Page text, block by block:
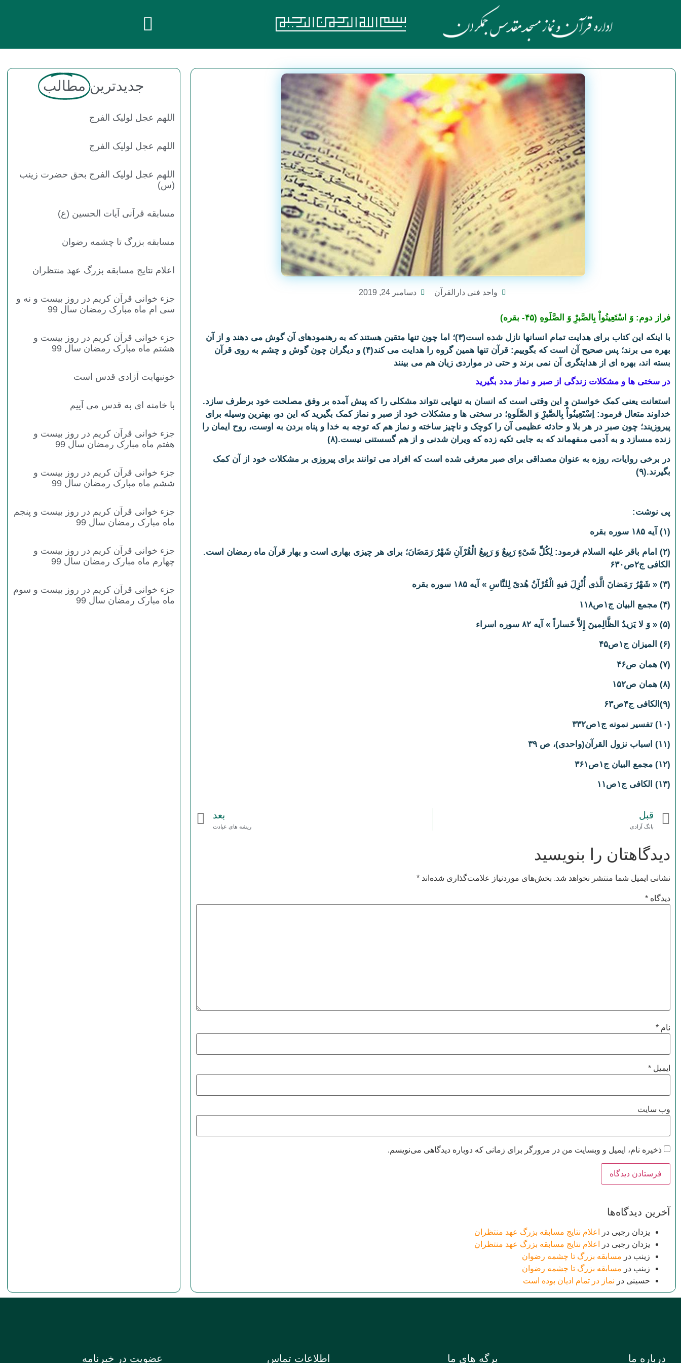
واحد فنی دارالقرآن دسامبر 24, 2019
فراز دوم: وَ اسْتَعِینُواْ بِالصَّبرِْ وَ الصَّلَوهِ (۴۵- بقره)
با اینکه این کتاب برای هدایت تمام انسانها نازل شده است(۳)؛ اما چون تنها متقین هستند که به رهنمودهای آن گوش می دهند و از آن
بهره می برند؛ پس صحیح آن است که بگوییم: قرآن تنها همین گروه را هدایت می کند(۴) و دیگران چون گوش و چشم به روی قرآن
بسته اند، بهره ای از هدایتگری آن نمی برند و حتی در مواردی زیان هم می بینند
در سختی ها و مشکلات زندگی از صبر و نماز مدد بگیرید
استعانت یعنى کمک خواستن و این وقتى است که انسان به تنهایى نتواند مشکلی را که پیش آمده بر وفق مصلحت خود برطرف سازد.
خداوند متعال فرمود: اِسْتَعِینُواْ بِالصَّبرِْ وَ الصَّلَوهِ؛ در سختی ها و مشکلات خود از صبر و نماز کمک بگیرید که این دو، بهترین وسیله براى
پیروزیند؛ چون صبر در هر بلا و حادثه عظیمى آن را کوچک و ناچیز ساخته و نماز هم که توجه به خدا و پناه بردن به اوست، روح ایمان را
زنده مى‏سازد و به آدمى مى‏فهماند که به جایى تکیه زده که ویران شدنی و از هم گسستنى نیست.(۸)
در برخی روایات، روزه به عنوان مصداقی برای صبر معرفی شده است که افراد می توانند برای پیروزی بر مشکلات خود از آن کمک
بگیرند.(۹)
پی نوشت:
(۱) آیه ۱۸۵ سوره بقره
(۲) امام باقر علیه السلام فرمود: لِکُلِّ شَیْ‏ءٍ رَبِیعٌ وَ رَبِیعُ الْقُرْآنِ شَهْرُ رَمَضَانَ؛ برای هر چیزی بهاری است و بهار قرآن ماه رمضان است.
الکافی ج۲ص۶۳۰
(۳) « شَهْرُ رَمَضانَ الَّذی أُنْزِلَ فیهِ الْقُرْآنُ هُدىً لِلنَّاسِ » آیه ۱۸۵ سوره بقره
(۴) مجمع البیان ج۱ص۱۱۸
(۵) « وَ لا یَزیدُ الظَّالِمینَ إِلاَّ خَساراً » آیه ۸۲ سوره اسراء
(۶) المیزان ج۱ص۴۵
(۷) همان ص۴۶
(۸) همان ص۱۵۲
(۹)الکافی ج۴ص۶۳
(۱۰) تفسیر نمونه ج۱ص۳۳۲
(۱۱) اسباب نزول القرآن(واحدى)، ص ۳۹
(۱۲) مجمع البیان ج‏۱ص۳۶۱
(۱۳) الکافی ج۱ص۱۱
قبل
بانگ آزادی
بعد
ریشه های عبادت
دیدگاهتان را بنویسید
نشانی ایمیل شما منتشر نخواهد شد. بخش‌های موردنیاز علامت‌گذاری شده‌اند *
دیدگاه *
نام *
ایمیل *
وب‌ سایت
ذخیره نام، ایمیل و وبسایت من در مرورگر برای زمانی که دوباره دیدگاهی می‌نویسم.
آخرین دیدگاه‌ها
یزدان رجبی در
اعلام نتایج مسابقه بزرگ عهد منتظران
یزدان رجبی در
اعلام نتایج مسابقه بزرگ عهد منتظران
زینب در مسابقه بزرگ تا چشمه رضوان
زینب در مسابقه بزرگ تا چشمه رضوان
حسینی در نماز در تمام ادیان بوده است
جدیدترین مطالب
اللهم عجل لولیک الفرج
اللهم عجل لولیک الفرج
اللهم عجل لولیک الفرج بحق حضرت زینب
(س)
مسابقه قرآنی آیات الحسین (ع)
مسابقه بزرگ تا چشمه رضوان
اعلام نتایج مسابقه بزرگ عهد منتظران
جزء خوانی قرآن کریم در روز بیست و نه و
سی ام ماه مبارک رمضان سال 99
جزء خوانی قرآن کریم در روز بیست و
هشتم ماه مبارک رمضان سال 99
خونبهایت آزادی قدس است
با خامنه ای به قدس می آییم
جزء خوانی قرآن کریم در روز بیست و
هفتم ماه مبارک رمضان سال 99
جزء خوانی قرآن کریم در روز بیست و
ششم ماه مبارک رمضان سال 99
جزء خوانی قرآن کریم در روز بیست و پنجم
ماه مبارک رمضان سال 99
جزء خوانی قرآن کریم در روز بیست و
چهارم ماه مبارک رمضان سال 99
جزء خوانی قرآن کریم در روز بیست و سوم
ماه مبارک رمضان سال 99
درباره ما برگه های ما اطلاعات تماس عضویت در خبرنامه